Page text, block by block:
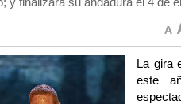
La gira
este